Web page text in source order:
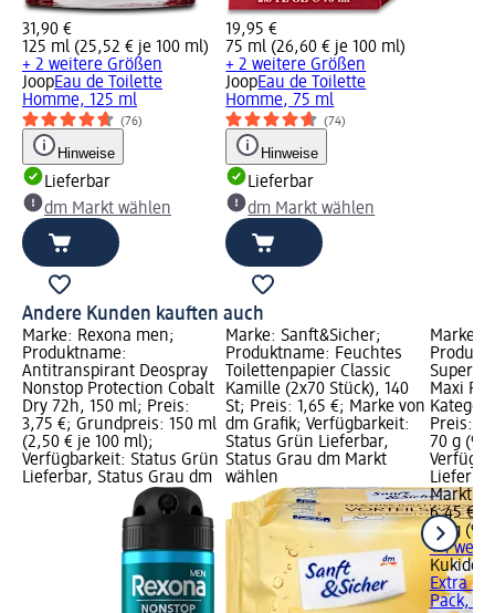
31,90 €
125 ml (25,52 € je 100 ml)
+ 2 weitere Größen
JoopEau de Toilette
Homme, 125 ml
(76)
Hinweise
Lieferbar
dm Markt wählen
19,95 €
75 ml (26,60 € je 100 ml)
+ 2 weitere Größen
JoopEau de Toilette
Homme, 75 ml
(74)
Hinweise
Lieferbar
dm Markt wählen
Andere Kunden kauften auch
Marke: Rexona men;
Produktname:
Antitranspirant Deospray
Nonstop Protection Cobalt
Dry 72h, 150 ml; Preis:
3,75 €; Grundpreis: 150 ml
(2,50 € je 100 ml);
Verfügbarkeit: Status Grün
Lieferbar, Status Grau dm
Marke: Sanft&Sicher;
Produktname: Feuchtes
Toilettenpapier Classic
Kamille (2x70 Stück), 140
St; Preis: 1,65 €; Marke von
dm Grafik; Verfügbarkeit:
Status Grün Lieferbar,
Status Grau dm Markt
wählen
Marke:
Super
Maxi
Preis:
70 g
Markt
6,45 €
70 g
+ 1
Kukident
Extra
Pack, 70